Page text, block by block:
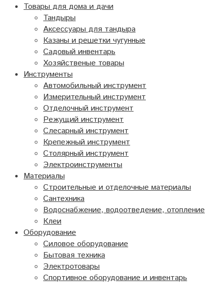
Товары для дома и дачи
Тандыры
Аксессуары для тандыра
Казаны и решетки чугунные
Садовый инвентарь
Хозяйственые товары
Инструменты
Автомобильный инструмент
Измерительный инструмент
Отделочный инструмент
Режущий инструмент
Слесарный инструмент
Крепежный инструмент
Столярный инструмент
Электроинструменты
Материалы
Строительные и отделочные материалы
Сантехника
Водоснабжение, водоотведение, отопление
Клеи
Оборудование
Силовое оборудование
Бытовая техника
Электротовары
Спортивное оборудование и инвентарь